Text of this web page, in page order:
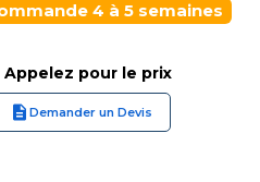
4 à 5 semaines
Appelez pour le prix
Demander un Devis